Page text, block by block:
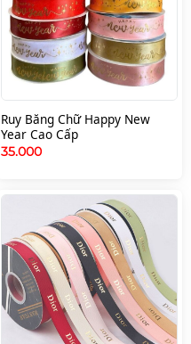
Ruy Băng Chữ Happy New
Year Cao Cấp
35.000